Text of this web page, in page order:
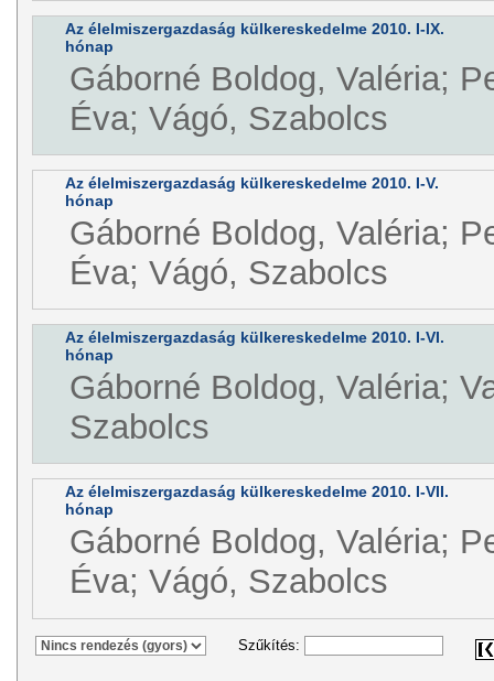
Az élelmiszergazdaság külkereskedelme 2010. I-IX.
hónap
Gáborné Boldog, Valéria;
Éva; Vágó, Szabolcs
Az élelmiszergazdaság külkereskedelme 2010. I-V.
hónap
Gáborné Boldog, Valéria;
Éva; Vágó, Szabolcs
Az élelmiszergazdaság külkereskedelme 2010. I-VI.
hónap
Gáborné Boldog, Valéria;
Szabolcs
Az élelmiszergazdaság külkereskedelme 2010. I-VII.
hónap
Gáborné Boldog, Valéria;
Éva; Vágó, Szabolcs
Szűkítés: